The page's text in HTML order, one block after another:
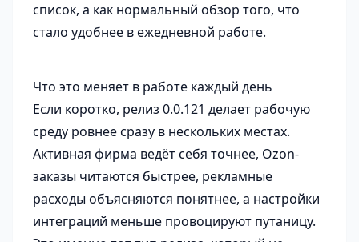
список, а как нормальный обзор того, что
стало удобнее в ежедневной работе.
Что это меняет в работе каждый день
Если коротко, релиз 0.0.121 делает рабочую
среду ровнее сразу в нескольких местах.
Активная фирма ведёт себя точнее, Ozon-
заказы читаются быстрее, рекламные
расходы объясняются понятнее, а настройки
интеграций меньше провоцируют путаницу.